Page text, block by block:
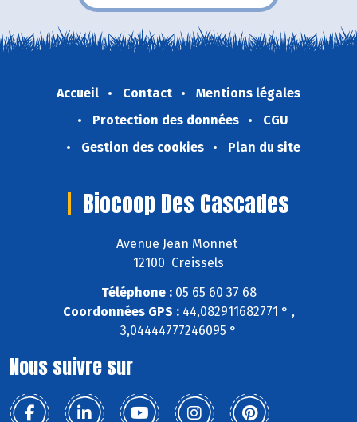
Accueil Contact
Mentions légales
Protection des données
CGU
Gestion des cookies
Plan du site
Biocoop Des Cascades
Avenue Jean Monnet
12100 Creissels
Téléphone :05 65 60 37 68
Coordonnées GPS :44,082911682771 ° ,
3,04444777246095 °
Nous suivre sur